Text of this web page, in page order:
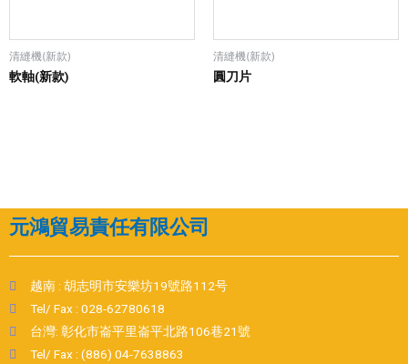
清縫機(新款)
軟軸(新款)
清縫機(新款)
圓刀片
元鴻貿易責任有限公司
越南 : 胡志明市安樂坊19號路112号
Tel/ Fax : 028-62780618
台灣: 彰化市崙平里崙平北路106巷21號
Tel/ Fax : (886) 04-7638863